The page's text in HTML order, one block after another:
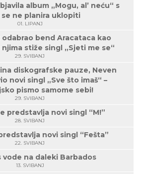
album „Mogu, al’ neću“ s
se ne planira uklopiti
01. LIPANJ
odabrao bend Aracataca kao
stiže singl „Sjeti me se“
29. SVIBANJ
diskografske pauze, Neven
novi singl „Sve što imaš“ –
pismo samome sebi!
29. SVIBANJ
predstavlja novi singl “M!”
28. SVIBANJ
novi singl “Fešta”
22. SVIBANJ
vode na daleki Barbados
13. SVIBANJ